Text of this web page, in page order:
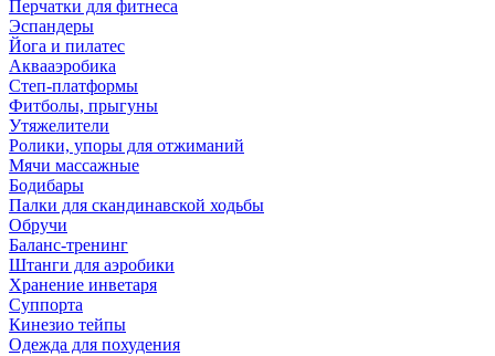
Перчатки для фитнеса
Эспандеры
Йога и пилатес
Аквааэробика
Степ-платформы
Фитболы, прыгуны
Утяжелители
Ролики, упоры для отжиманий
Мячи массажные
Бодибары
Палки для скандинавской ходьбы
Обручи
Баланс-тренинг
Штанги для аэробики
Хранение инветаря
Суппорта
Кинезио тейпы
Одежда для похудения